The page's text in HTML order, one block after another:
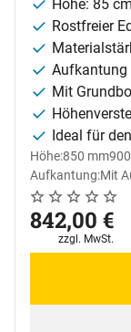
Höhe: 85
Rostfreier
Aufkantung
Mit
Ideal für
Höhe:850 mm
Aufkantung:Mit
Noch keine
0 Bewertungen
842,00 €
Steuerhinweis:
zzgl. MwSt.